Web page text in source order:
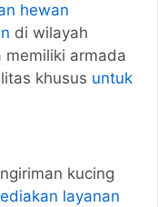
hewan
di wilayah
armada
khusus untuk
kucing
layanan